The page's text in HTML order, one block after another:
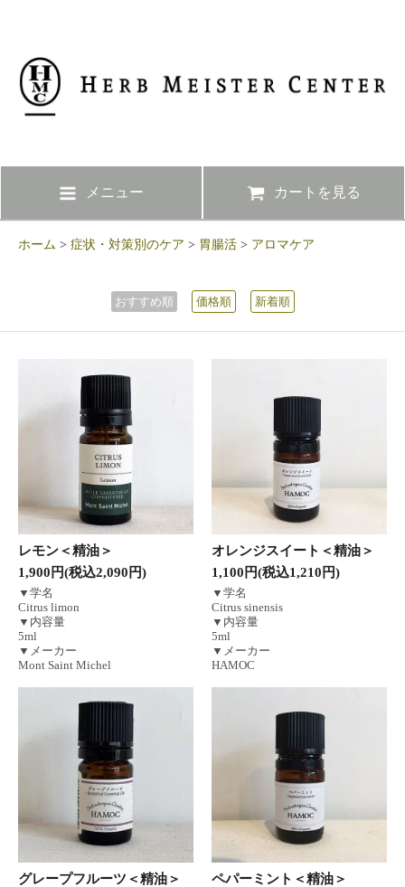
メニュー カートを見る
ホーム > 症状・対策別のケア > 胃腸活 > アロマケア
おすすめ順 価格順 新着順
レモン＜精油＞
1,900円(税込2,090円)
▼学名
Citrus limon
▼内容量
5ml
▼メーカー
Mont Saint Michel
オレンジスイート＜精油＞
1,100円(税込1,210円)
▼学名
Citrus sinensis
▼内容量
5ml
▼メーカー
HAMOC
グレープフルーツ＜精油＞
ペパーミント＜精油＞